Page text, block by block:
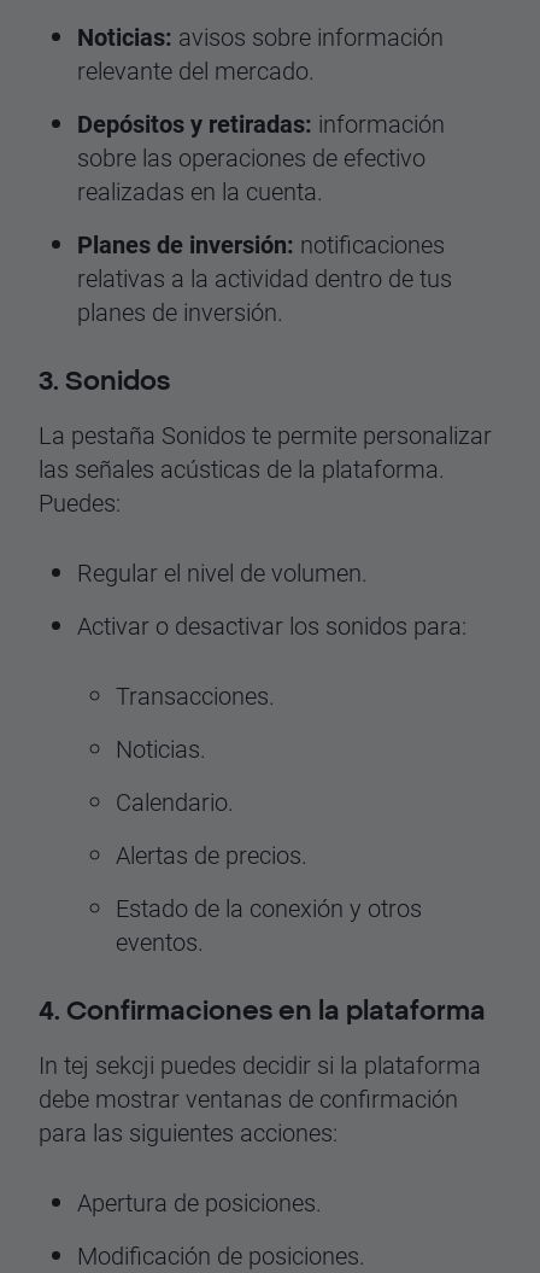
Noticias: avisos sobre información
relevante del mercado.
Depósitos y retiradas: información
sobre las operaciones de efectivo
realizadas en la cuenta.
Planes de inversión: notificaciones
relativas a la actividad dentro de tus
planes de inversión.
3. Sonidos
La pestaña Sonidos te permite personalizar
las señales acústicas de la plataforma.
Puedes:
Regular el nivel de volumen.
Activar o desactivar los sonidos para:
Transacciones.
Noticias.
Calendario.
Alertas de precios.
Estado de la conexión y otros
eventos.
4. Confirmaciones en la plataforma
In tej sekcji puedes decidir si la plataforma
debe mostrar ventanas de confirmación
para las siguientes acciones:
Apertura de posiciones.
Modificación de posiciones.